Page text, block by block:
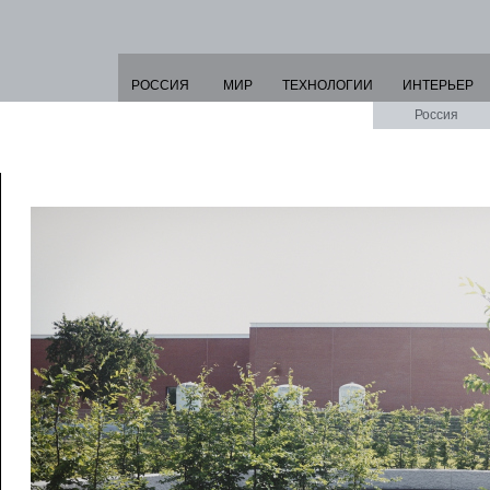
РОССИЯ МИР ТЕХНОЛОГИИ
ИНТЕРЬЕР
Россия